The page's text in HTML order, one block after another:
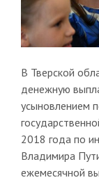
В Тверской
денежную
усыновлением
2018 года по
Владимира
ежемесячной